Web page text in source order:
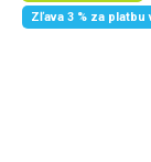
Zľava 3 % za platbu